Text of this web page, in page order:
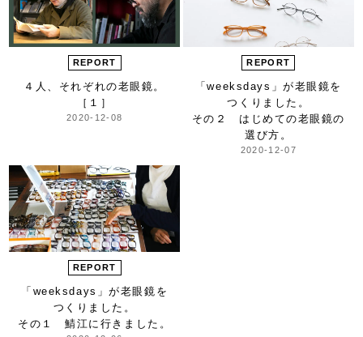
REPORT
４人、それぞれの老眼鏡。
［１］
2020-12-08
REPORT
「weeksdays」が老眼鏡を
つくりました。
その２ はじめての老眼鏡の
選び方。
2020-12-07
REPORT
「weeksdays」が老眼鏡を
つくりました。
その１ 鯖江に行きました。